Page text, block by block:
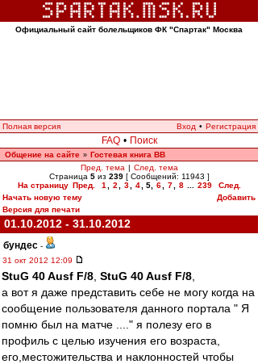
Официальный сайт болельщиков ФК "Спартак" Москва
Полная версия Вход • Регистрация
FAQ • Поиск
Общение на сайте » Гостевая книга ВВ
Пред. тема | След. тема
Страница 5из 239[ Сообщений: 11943 ]
На страницу Пред. 1 2 3 4 5, 6 7 8 239
След.
Начать новую тему
Добавить
Версия для печати
01.10.2012 - 31.10.2012
бундес -
31 окт 2012 12:09
StuG 40 Ausf F/8 StuG 40 Ausf F/8
а вот я даже представить себе не могу когда на
сообщение пользователя данного портала " Я
помню был на матче ...." я полезу его в
профиль с целью изучения его возраста,
его,местожительства и наклонностей чтобы